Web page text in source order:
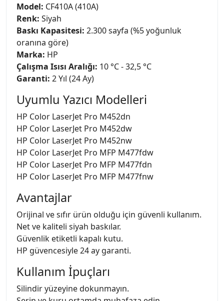
Model: CF410A (410A)
Renk: Siyah
Baskı Kapasitesi: 2.300 sayfa (%5 yoğunluk
oranına göre)
Marka: HP
Çalışma Isısı Aralığı: 10 °C - 32,5 °C
Garanti: 2 Yıl (24 Ay)
Uyumlu Yazıcı Modelleri
HP Color LaserJet Pro M452dn
HP Color LaserJet Pro M452dw
HP Color LaserJet Pro M452nw
HP Color LaserJet Pro MFP M477fdw
HP Color LaserJet Pro MFP M477fdn
HP Color LaserJet Pro MFP M477fnw
Avantajlar
Orijinal ve sıfır ürün olduğu için güvenli kullanım.
Net ve kaliteli siyah baskılar.
Güvenlik etiketli kapalı kutu.
HP güvencesiyle 24 ay garanti.
Kullanım İpuçları
Silindir yüzeyine dokunmayın.